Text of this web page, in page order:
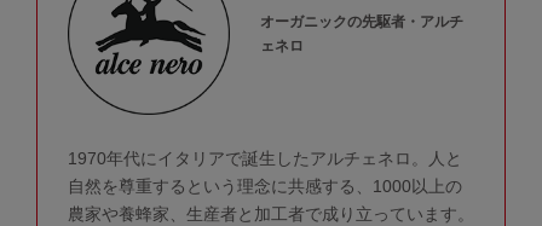
オーガニックの先駆者・アルチ
ェネロ
1970年代にイタリアで誕生したアルチェネロ。人と
自然を尊重するという理念に共感する、1000以上の
農家や養蜂家、生産者と加工者で成り立っています。